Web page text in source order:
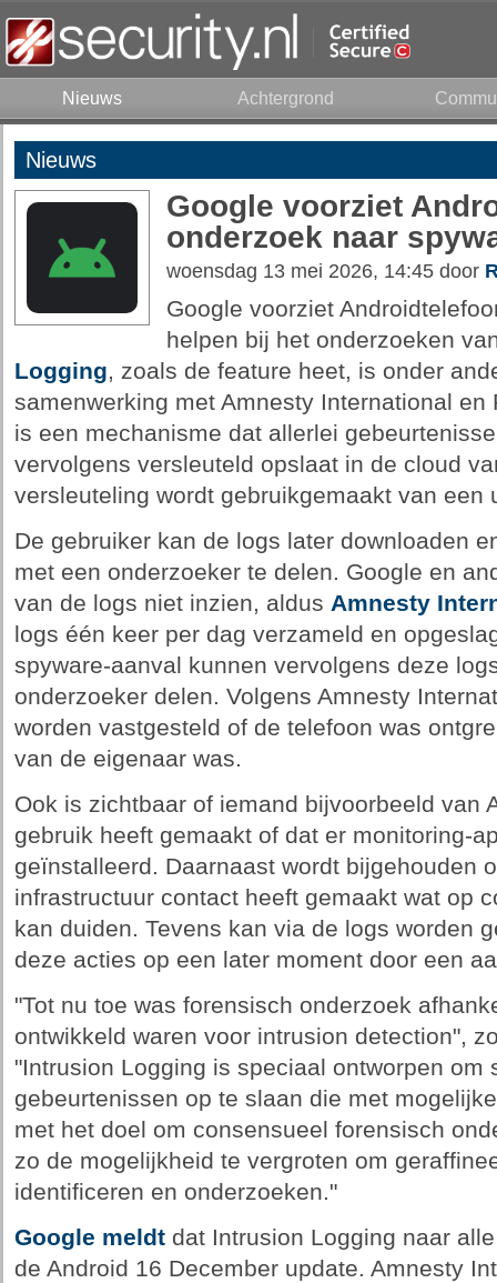
Nieuws Achtergrond
Nieuws
Google voorziet
onderzoek naar
woensdag 13 mei 2026, 14:45 door
Google voorziet
helpen bij het onderzoeken
Logging, zoals de feature heet, is onder
samenwerking met Amnesty International
is een mechanisme dat allerlei
vervolgens versleuteld opslaat in de cloud
versleuteling wordt gebruikgemaakt van een
De gebruiker kan de logs later downloaden
met een onderzoeker te delen. Google en
van de logs niet inzien, aldus Amnesty
logs één keer per dag verzameld en
spyware-aanval kunnen vervolgens deze
onderzoeker delen. Volgens Amnesty
worden vastgesteld of de telefoon was
van de eigenaar was.
Ook is zichtbaar of iemand bijvoorbeeld van
gebruik heeft gemaakt of dat er monitoring-
geïnstalleerd. Daarnaast wordt bijgehouden
infrastructuur contact heeft gemaakt wat op
kan duiden. Tevens kan via de logs worden
deze acties op een later moment door een
"Tot nu toe was forensisch onderzoek
ontwikkeld waren voor intrusion detection",
"Intrusion Logging is speciaal ontworpen om
gebeurtenissen op te slaan die met
met het doel om consensueel forensisch
zo de mogelijkheid te vergroten om
identificeren en onderzoeken."
Google meldtdat Intrusion Logging naar
de Android 16 December update. Amnesty